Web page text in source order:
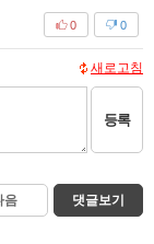
0
0
새로고침
등록
음 댓글보기